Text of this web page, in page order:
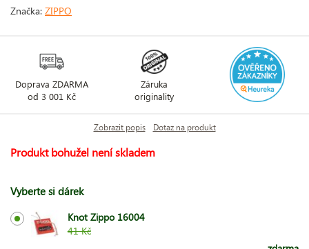
Značka: ZIPPO
Doprava ZDARMA
od 3 001 Kč
Záruka
originality
Zobrazit popis Dotaz na produkt
Produkt bohužel není skladem
Vyberte si dárek
Knot Zippo 16004
41 Kč